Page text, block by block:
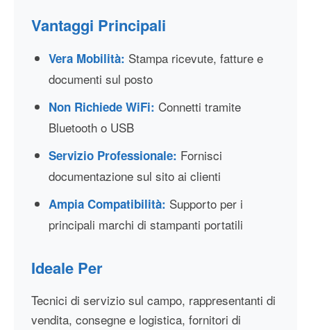
Vantaggi Principali
Vera Mobilità: Stampa ricevute, fatture e
documenti sul posto
Non Richiede WiFi: Connetti tramite
Bluetooth o USB
Servizio Professionale: Fornisci
documentazione sul sito ai clienti
Ampia Compatibilità: Supporto per i
principali marchi di stampanti portatili
Ideale Per
Tecnici di servizio sul campo, rappresentanti di
vendita, consegne e logistica, fornitori di